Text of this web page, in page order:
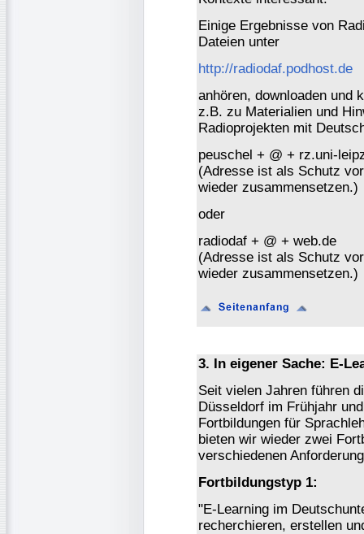
Einige Ergebnisse von
Dateien unter
http://radiodaf.podhost.de
anhören, downloaden und
z.B. zu Materialien und
Radioprojekten mit
peuschel + @ + rz.uni-
(Adresse ist als Schutz
wieder zusammensetzen.)
oder
radiodaf + @ + web.de
(Adresse ist als Schutz
wieder zusammensetzen.)
3. In eigener Sache: E-
Seit vielen Jahren führen
Düsseldorf im Frühjahr
Fortbildungen für
bieten wir wieder zwei
verschiedenen
Fortbildungstyp 1:
"E-Learning im
recherchieren, erstellen